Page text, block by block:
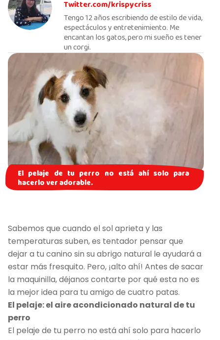
Twitter.com/krispycriss
Tengo 12 años escribiendo de estilo de vida,
espectáculos y entretenimiento. Me
encantan los gatos, pero mi sueño es tener
un corgi.
El pelaje de tu perro no está ahí solo para
hacerlo ver adorable.
Sabemos que cuando el sol aprieta y las
temperaturas suben, es tentador pensar que
dejar a tu canino sin su abrigo natural le ayudará a
estar más fresquito. Pero, ¡alto ahí! Antes de sacar
la maquinilla, déjanos contarte por qué esta no es
la mejor idea para tu amigo de cuatro patas.
El pelaje: el aire acondicionado natural de tu
perro
El pelaje de tu perro no está ahí solo para hacerlo